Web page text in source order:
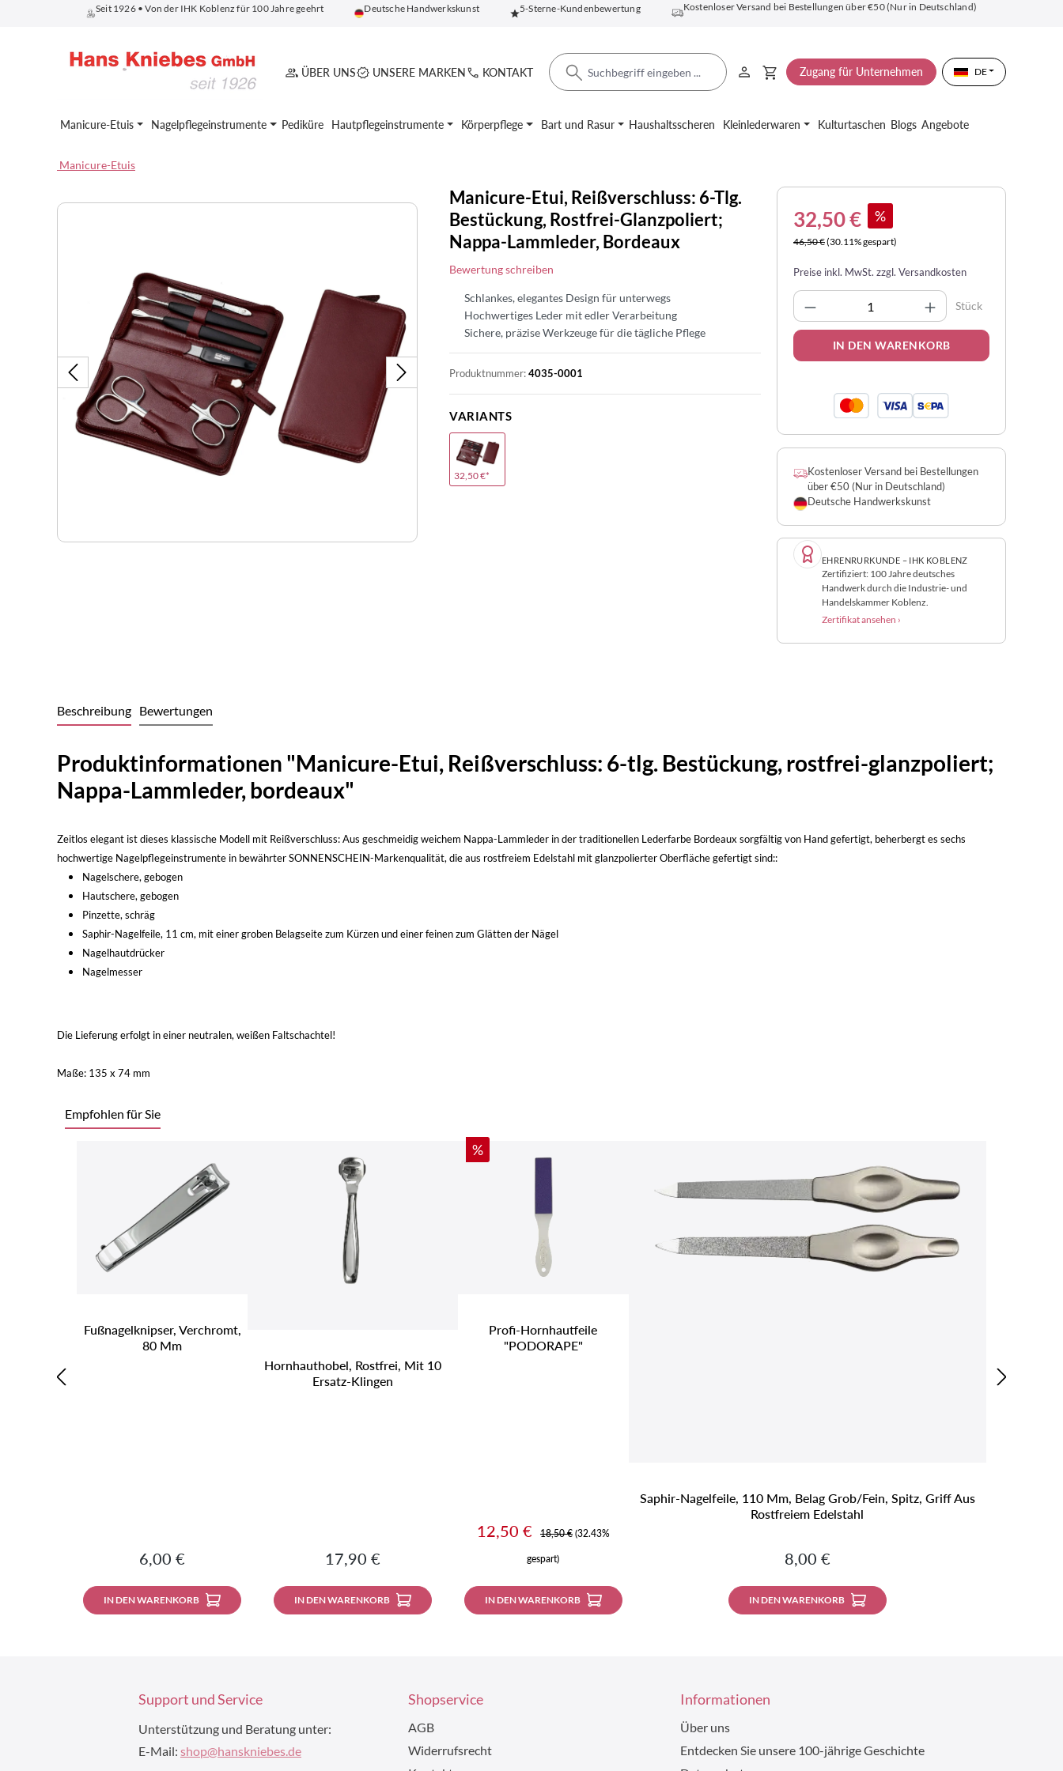
Zur Hauptnavigation springen
Seit 1926 • Von der IHK Koblenz für 100 Jahre geehrt Deutsche Handwerkskunst 5-Sterne-Kundenbewertung Kostenloser Versand bei Bestellungen über €50 (Nur in Deutschland)
ÜBER UNS UNSERE MARKEN KONTAKT Zugang für Unternehmen DE
Manicure-Etuis Nagelpflegeinstrumente Pediküre Hautpflegeinstrumente Körperpflege Bart und Rasur Haushaltsscheren Kleinlederwaren Kulturtaschen Blogs Angebote
Manicure-Etuis
Bildergalerie überspringen
Manicure-Etui, Reißverschluss: 6-Tlg.
Bestückung, Rostfrei-Glanzpoliert;
Nappa-Lammleder, Bordeaux
Bewertung schreiben
Schlankes, elegantes Design für unterwegs
Hochwertiges Leder mit edler Verarbeitung
Sichere, präzise Werkzeuge für die tägliche Pflege
Produktnummer:4035-0001
VARIANTS
32,50 €*
32,50 € %
46,50 €(30.11% gespart)
Preise inkl. MwSt. zzgl. Versandkosten
Produkt Anzahl: Gib den
Stück
IN DEN WARENKORB
Kostenloser Versand bei Bestellungen
über €50 (Nur in Deutschland)
Deutsche Handwerkskunst
EHRENRURKUNDE – IHK KOBLENZ
Zertifiziert: 100 Jahre deutsches
Handwerk durch die Industrie- und
Handelskammer Koblenz.
Zertifikat ansehen ›
Beschreibung Bewertungen
Produktinformationen "Manicure-Etui, Reißverschluss: 6-tlg. Bestückung, rostfrei-glanzpoliert;
Nappa-Lammleder, bordeaux"
Zeitlos elegant ist dieses klassische Modell mit Reißverschluss: Aus geschmeidig weichem Nappa-Lammleder in der traditionellen Lederfarbe Bordeaux sorgfältig von Hand gefertigt, beherbergt es sechs
hochwertige Nagelpflegeinstrumente in bewährter SONNENSCHEIN-Markenqualität, die aus rostfreiem Edelstahl mit glanzpolierter Oberfläche gefertigt sind::
Nagelschere, gebogen
Hautschere, gebogen
Pinzette, schräg
Saphir-Nagelfeile, 11 cm, mit einer groben Belagseite zum Kürzen und einer feinen zum Glätten der Nägel
Nagelhautdrücker
Nagelmesser
Die Lieferung erfolgt in einer neutralen, weißen Faltschachtel!
Maße: 135 x 74 mm
Empfohlen für Sie
Fußnagelknipser, Verchromt,
80 Mm
Regulärer Preis:
6,00 €
IN DEN WARENKORB
Hornhauthobel, Rostfrei, Mit 10
Ersatz-Klingen
Regulärer Preis:
17,90 €
IN DEN WARENKORB
Rabatt
%
Profi-Hornhautfeile
"PODORAPE"
Verkaufspreis:
12,50 € Regulärer Preis:
18,50 € (32.43%
gespart)
IN DEN WARENKORB
Saphir-Nagelfeile, 110 Mm, Belag Grob/fein, Spitz, Griff Aus
Rostfreiem Edelstahl
Regulärer Preis:
8,00 €
IN DEN WARENKORB
Support und Service
Unterstützung und Beratung unter:
E-Mail: shop@hanskniebes.de
Shopservice
AGB
Widerrufsrecht
Informationen
Über uns
Entdecken Sie unsere 100-jährige Geschichte